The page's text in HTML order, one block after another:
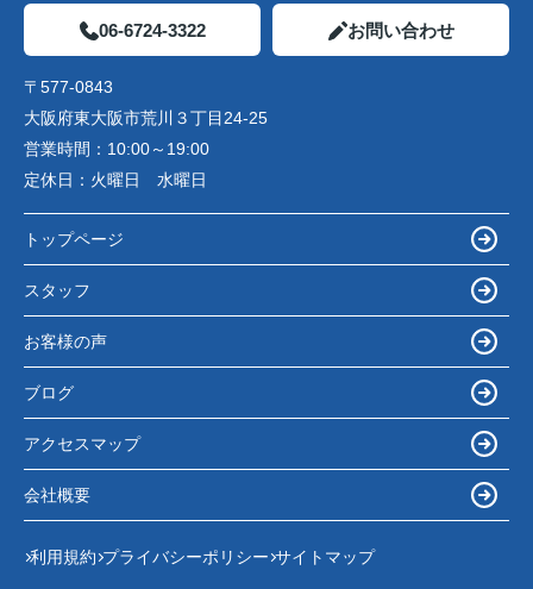
06-6724-3322 お問い合わせ
〒577-0843
大阪府東大阪市荒川３丁目24-25
営業時間： 10:00～19:00
定休日： 火曜日 水曜日
トップページ
スタッフ
お客様の声
ブログ
アクセスマップ
会社概要
利用規約 プライバシーポリシー サイトマップ